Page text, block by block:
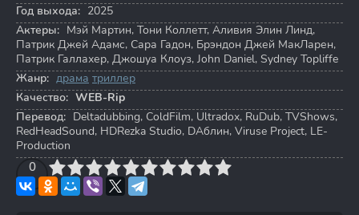
Год выхода: 2025
Актеры: Мэй Мартин, Тони Коллетт, Аливия Элин Линд,
Патрик Джей Адамс, Сара Гадон, Брэндон Джей МакЛарен,
Патрик Галлахер, Джошуа Клоуз, John Daniel, Sydney Topliffe
Жанр: драма триллер
Качество: WEB-Rip
Перевод: Deltadubbing, ColdFilm, Ultradox, RuDub, TVShows,
RedHeadSound, HDRezka Studio, DAблин, Viruse Project, LE-
Production
0
4 6 7 8 9 10